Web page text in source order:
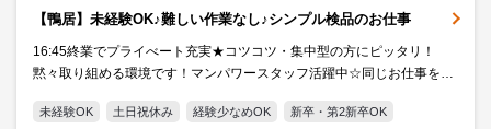
【鴨居】未経験OK♪難しい作業なし♪シンプル検品のお仕事
16:45終業でプライべート充実★コツコツ・集中型の方にピッタリ！
黙々取り組める環境です！マンパワースタッフ活躍中☆同じお仕事をさ
未経験OK 土日祝休み 経験少なめOK 新卒・第2新卒OK